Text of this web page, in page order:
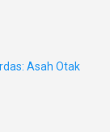
Asah Otak